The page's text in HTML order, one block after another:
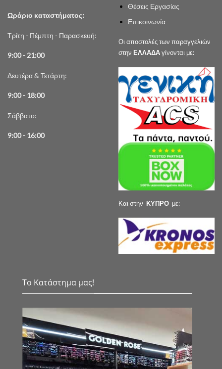
Ωράριο καταστήματος:
Τρίτη - Πέμπτη - Παρασκευή:
9:00 - 21:00
Δευτέρα & Τετάρτη:
9:00 - 18:00
Σάββατο:
9:00 - 16:00
Θέσεις Εργασίας
Επικοινωνία
Οι αποστολές των παραγγελιών
στην ΕΛΛΑΔΑγίνονται με:
Και στην ΚΥΠΡΟ με:
Το Κατάστημα μας!